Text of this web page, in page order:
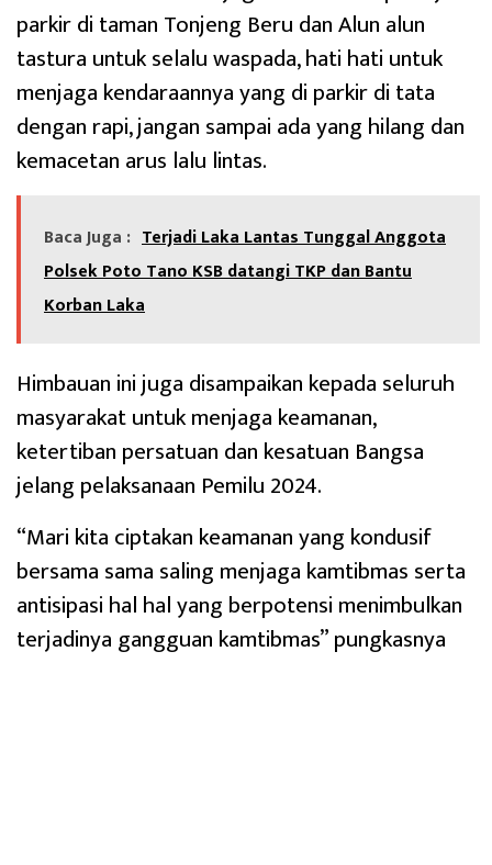
parkir di taman Tonjeng Beru dan Alun alun
tastura untuk selalu waspada, hati hati untuk
menjaga kendaraannya yang di parkir di tata
dengan rapi, jangan sampai ada yang hilang dan
kemacetan arus lalu lintas.
Baca Juga : Terjadi Laka Lantas Tunggal Anggota
Polsek Poto Tano KSB datangi TKP dan Bantu
Korban Laka
Himbauan ini juga disampaikan kepada seluruh
masyarakat untuk menjaga keamanan,
ketertiban persatuan dan kesatuan Bangsa
jelang pelaksanaan Pemilu 2024.
“Mari kita ciptakan keamanan yang kondusif
bersama sama saling menjaga kamtibmas serta
antisipasi hal hal yang berpotensi menimbulkan
terjadinya gangguan kamtibmas” pungkasnya